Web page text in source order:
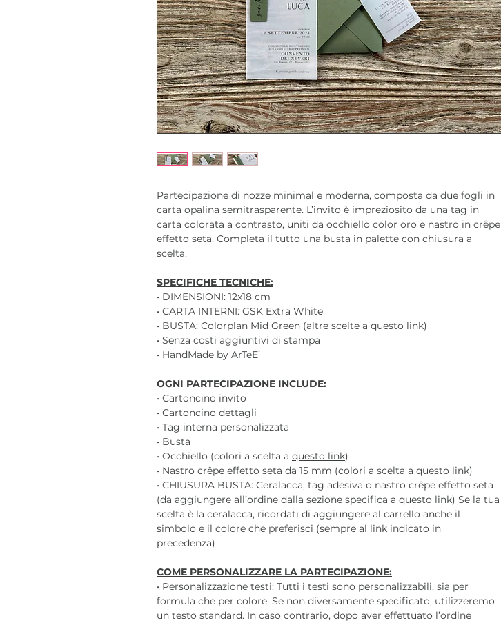
Partecipazione di nozze minimal e moderna, composta da due fogli in
carta opalina semitrasparente. L’invito è impreziosito da una tag in
carta colorata a contrasto, uniti da occhiello color oro e nastro in crêpe
effetto seta. Completa il tutto una busta in palette con chiusura a
scelta.
SPECIFICHE TECNICHE:
• DIMENSIONI: 12x18 cm
• CARTA INTERNI: GSK Extra White
• BUSTA: Colorplan Mid Green (altre scelte a questo link)
• Senza costi aggiuntivi di stampa
• HandMade by ArTeE’
OGNI PARTECIPAZIONE INCLUDE:
• Cartoncino invito
• Cartoncino dettagli
• Tag interna personalizzata
• Busta
• Occhiello (colori a scelta a questo link)
• Nastro crêpe effetto seta da 15 mm (colori a scelta a questo link)
• CHIUSURA BUSTA: Ceralacca, tag adesiva o nastro crêpe effetto seta
(da aggiungere all’ordine dalla sezione specifica a questo link) Se la tua
scelta è la ceralacca, ricordati di aggiungere al carrello anche il
simbolo e il colore che preferisci (sempre al link indicato in
precedenza)
COME PERSONALIZZARE LA PARTECIPAZIONE:
• Personalizzazione testi: Tutti i testi sono personalizzabili, sia per
formula che per colore. Se non diversamente specificato, utilizzeremo
un testo standard. In caso contrario, dopo aver effettuato l’ordine